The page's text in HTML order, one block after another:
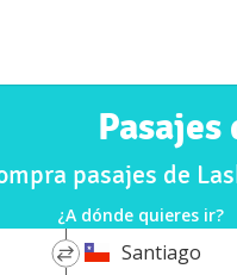
pasajes de
¿A dónde quieres ir?
*
DestinoSantiago